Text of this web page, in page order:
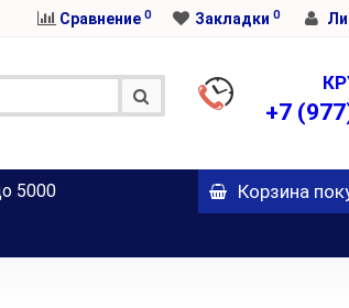
Сравнение 0 Закладки 0
+7
5000 Корзина